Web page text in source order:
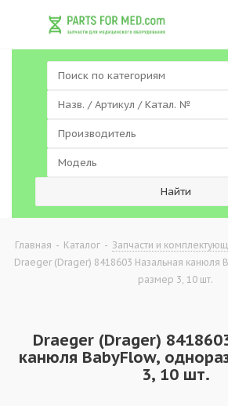
Главная - Каталог - Запчасти и
Draeger (Drager) 8418603 Назальная канюля
размер 3, 10 шт.
Draeger (Drager)
канюля BabyFlow,
3, 10 шт.